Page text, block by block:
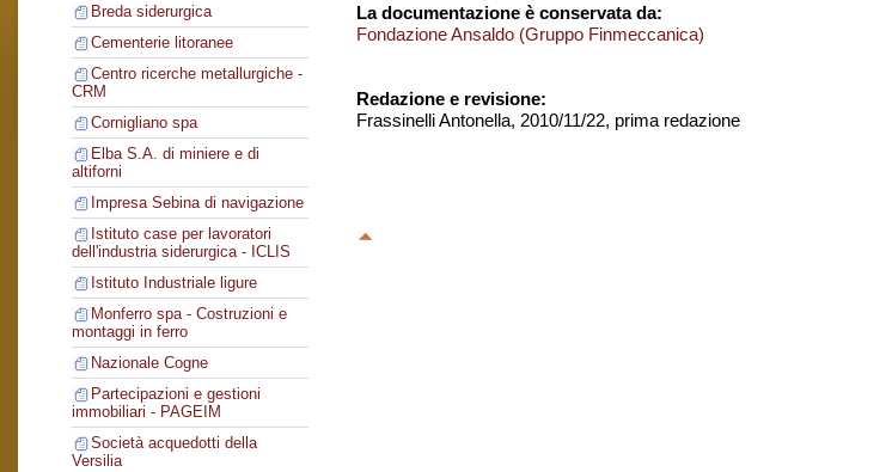
Breda siderurgica
Cementerie litoranee
Centro ricerche metallurgiche -
CRM
Cornigliano spa
Elba S.A. di miniere e di
altiforni
Impresa Sebina di navigazione
Istituto case per lavoratori
dell'industria siderurgica - ICLIS
Istituto Industriale ligure
Monferro spa - Costruzioni e
montaggi in ferro
Nazionale Cogne
Partecipazioni e gestioni
immobiliari - PAGEIM
Società acquedotti della
Versilia
La documentazione è conservata da:
Fondazione Ansaldo (Gruppo Finmeccanica)
Redazione e revisione:
Frassinelli Antonella, 2010/11/22, prima redazione